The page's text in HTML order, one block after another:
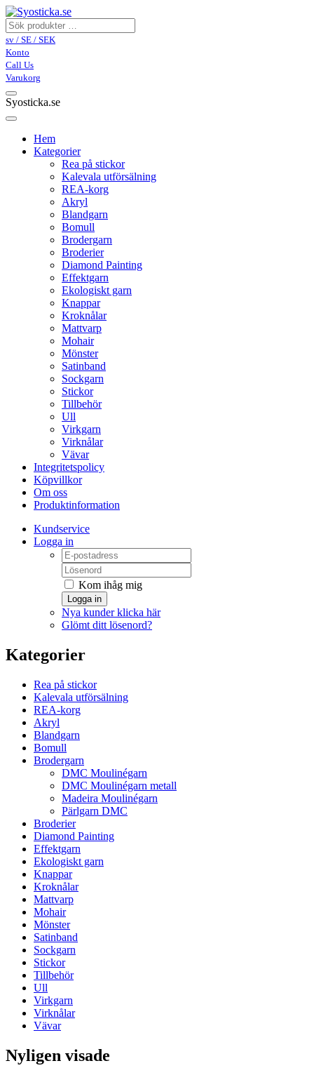
sv / SE / SEK
Konto
Call Us
Varukorg
Syosticka.se
Hem
Kategorier
Rea på stickor
Kalevala utförsälning
REA-korg
Akryl
Blandgarn
Bomull
Brodergarn
Broderier
Diamond Painting
Effektgarn
Ekologiskt garn
Knappar
Kroknålar
Mattvarp
Mohair
Mönster
Satinband
Sockgarn
Stickor
Tillbehör
Ull
Virkgarn
Virknålar
Vävar
Integritetspolicy
Köpvillkor
Om oss
Produktinformation
Kundservice
Logga in
Kom ihåg mig
Logga in
Nya kunder klicka här
Glömt ditt lösenord?
Kategorier
Rea på stickor
Kalevala utförsälning
REA-korg
Akryl
Blandgarn
Bomull
Brodergarn
DMC Moulinégarn
DMC Moulinégarn metall
Madeira Moulinégarn
Pärlgarn DMC
Broderier
Diamond Painting
Effektgarn
Ekologiskt garn
Knappar
Kroknålar
Mattvarp
Mohair
Mönster
Satinband
Sockgarn
Stickor
Tillbehör
Ull
Virkgarn
Virknålar
Vävar
Nyligen visade